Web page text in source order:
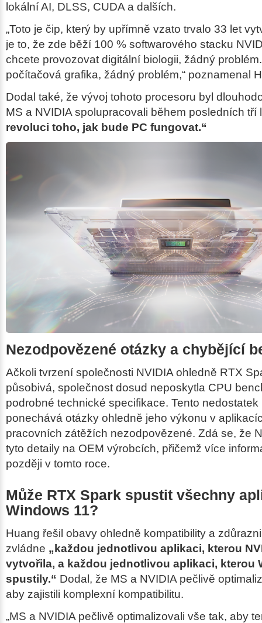
lokální AI, DLSS, CUDA a dalších.
„Toto je čip, který by upřímně vzato trvalo 33 let
je to, že zde běží 100 % softwarového stacku
chcete provozovat digitální biologii, žádný
počítačová grafika, žádný problém,“ poznamenal
Dodal také, že vývoj tohoto procesoru byl
MS a NVIDIA spolupracovali během posledních tří
revoluci toho, jak bude PC fungovat.“
Nezodpovězené otázky a chybějící
Ačkoli tvrzení společnosti NVIDIA ohledně RTX
působivá, společnost dosud neposkytla CPU
podrobné technické specifikace. Tento nedostatek
ponechává otázky ohledně jeho výkonu v
pracovních zátěžích nezodpovězené. Zdá se, že
tyto detaily na OEM výrobcích, přičemž více
později v tomto roce.
Může RTX Spark spustit všechny
Windows 11?
Huang řešil obavy ohledně kompatibility a
zvládne „každou jednotlivou aplikaci, kterou
vytvořila, a každou jednotlivou aplikaci, kterou
spustily.“ Dodal, že MS a NVIDIA pečlivě
aby zajistili komplexní kompatibilitu.
„MS a NVIDIA pečlivě optimalizovali vše tak, aby